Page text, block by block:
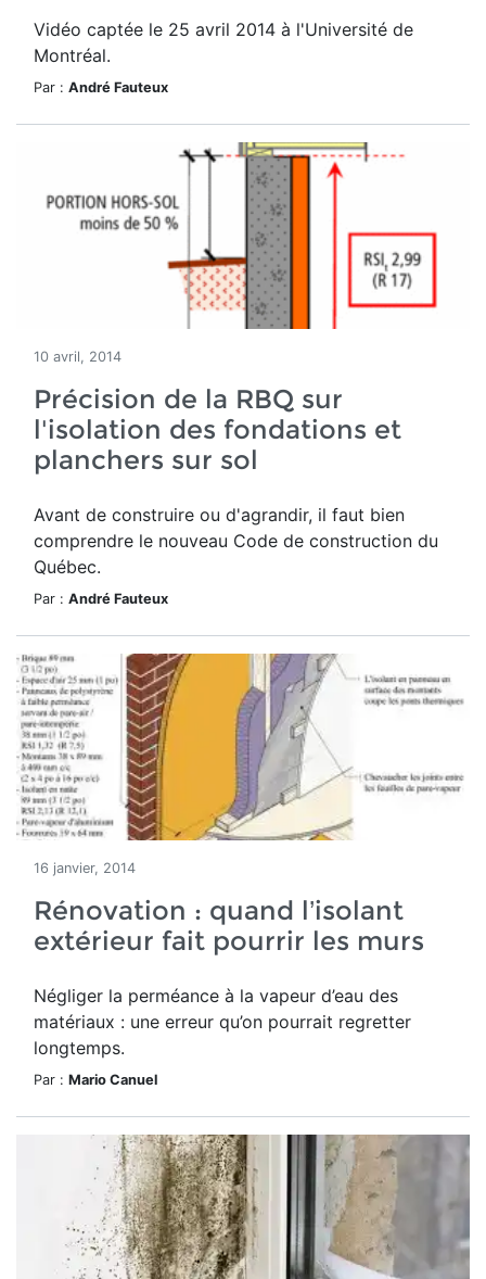
Vidéo captée le 25 avril 2014 à l'Université de
Montréal.
Par : André Fauteux
10 avril, 2014
Précision de la RBQ sur
l'isolation des fondations et
planchers sur sol
Avant de construire ou d'agrandir, il faut bien
comprendre le nouveau Code de construction du
Québec.
Par : André Fauteux
16 janvier, 2014
Rénovation : quand l’isolant
extérieur fait pourrir les murs
Négliger la perméance à la vapeur d’eau des
matériaux : une erreur qu’on pourrait regretter
longtemps.
Par : Mario Canuel